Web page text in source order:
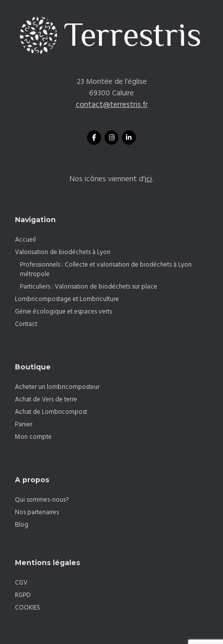
23 Montée de l'église
69300 Caluire
contact@terrestris.fr
Nos icônes viennent d'ici.
Navigation
Accueil
Valorisation de biodéchets à Lyon
Professionnels : Collecte et valorisation de biodéchets à Lyon
métropole
Particuliers : Valorisation de biodéchets sur place
Lombricompostage et Lombriculture
Génie écologique et espaces verts
Contact
Boutique
Acheter un lombricomposteur
Achat de Vers de terre
Achat de Lombricompost
Panier
Mon compte
A propos
Qui sommes-nous?
Nos partenaires
Blog
Mentions légales
CGV
RGPD
COOKIES